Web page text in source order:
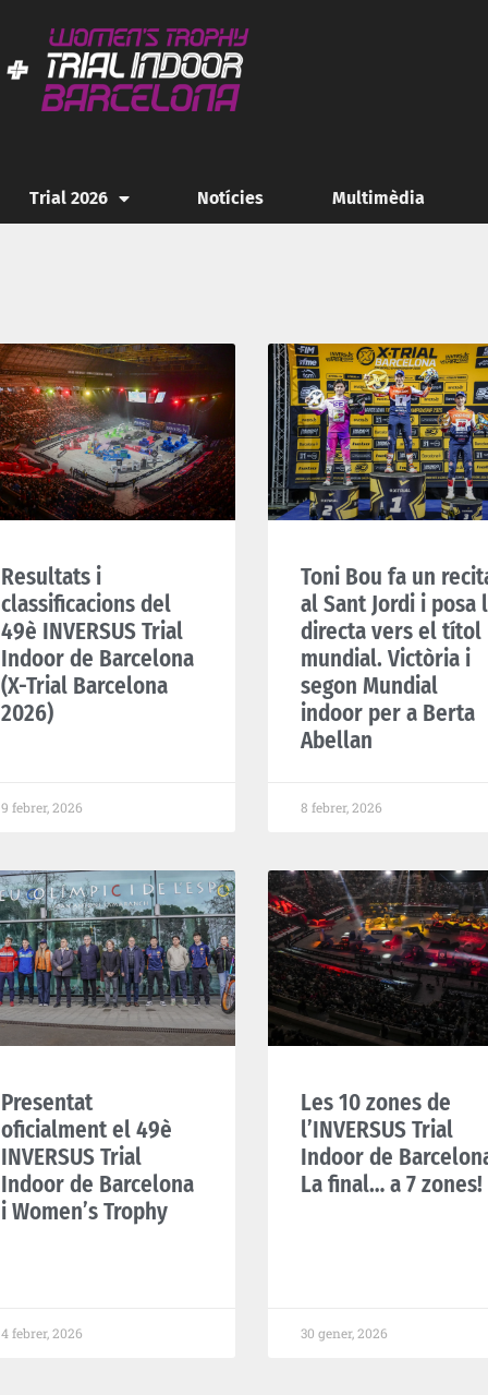
Trial 2026 Notícies Multimèdia
Resultats i
classificacions del
49è INVERSUS Trial
Indoor de Barcelona
(X-Trial Barcelona
2026)
9 febrer, 2026
Toni Bou fa un
al Sant Jordi i posa
directa vers el títol
mundial. Victòria i
segon Mundial
indoor per a Berta
Abellan
8 febrer, 2026
Presentat
oficialment el 49è
INVERSUS Trial
Indoor de Barcelona
i Women’s Trophy
4 febrer, 2026
Les 10 zones de
l’INVERSUS Trial
Indoor de
La final… a 7 zones!
30 gener, 2026